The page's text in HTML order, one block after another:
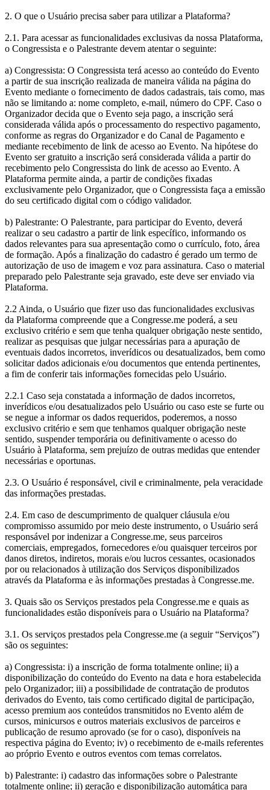
2. O que o Usuário precisa saber para utilizar a Plataforma?
2.1. Para acessar as funcionalidades exclusivas da nossa Plataforma,
o Congressista e o Palestrante devem atentar o seguinte:
a) Congressista: O Congressista terá acesso ao conteúdo do Evento
a partir de sua inscrição realizada de maneira válida na página do
Evento mediante o fornecimento de dados cadastrais, tais como, mas
não se limitando a: nome completo, e-mail, número do CPF. Caso o
Organizador decida que o Evento seja pago, a inscrição será
considerada válida após o processamento do respectivo pagamento,
conforme as regras do Organizador e do Canal de Pagamento e
mediante recebimento de link de acesso ao Evento. Na hipótese do
Evento ser gratuito a inscrição será considerada válida a partir do
recebimento pelo Congressista do link de acesso ao Evento. A
Plataforma permite ainda, a partir de condições fixadas
exclusivamente pelo Organizador, que o Congressista faça a emissão
do seu certificado digital com o código validador.
b) Palestrante: O Palestrante, para participar do Evento, deverá
realizar o seu cadastro a partir de link específico, informando os
dados relevantes para sua apresentação como o currículo, foto, área
de formação. Após a finalização do cadastro é gerado um termo de
autorização de uso de imagem e voz para assinatura. Caso o material
preparado pelo Palestrante seja gravado, este deve ser enviado via
Plataforma.
2.2 Ainda, o Usuário que fizer uso das funcionalidades exclusivas
da Plataforma compreende que a Congresse.me poderá, a seu
exclusivo critério e sem que tenha qualquer obrigação neste sentido,
realizar as pesquisas que julgar necessárias para a apuração de
eventuais dados incorretos, inverídicos ou desatualizados, bem como
solicitar dados adicionais e/ou documentos que entenda pertinentes,
a fim de conferir tais informações fornecidas pelo Usuário.
2.2.1 Caso seja constatada a informação de dados incorretos,
inverídicos e/ou desatualizados pelo Usuário ou caso este se furte ou
se negue a informar os dados requeridos, poderemos, a nosso
exclusivo critério e sem que tenhamos qualquer obrigação neste
sentido, suspender temporária ou definitivamente o acesso do
Usuário à Plataforma, sem prejuízo de outras medidas que entender
necessárias e oportunas.
2.3. O Usuário é responsável, civil e criminalmente, pela veracidade
das informações prestadas.
2.4. Em caso de descumprimento de qualquer cláusula e/ou
compromisso assumido por meio deste instrumento, o Usuário será
responsável por indenizar a Congresse.me, seus parceiros
comerciais, empregados, fornecedores e/ou quaisquer terceiros por
danos diretos, indiretos, morais e/ou lucros cessantes, ocasionados
por ou relacionados à utilização dos Serviços disponibilizados
através da Plataforma e às informações prestadas à Congresse.me.
3. Quais são os Serviços prestados pela Congresse.me e quais as
funcionalidades estão disponíveis para o Usuário na Plataforma?
3.1. Os serviços prestados pela Congresse.me (a seguir “Serviços”)
são os seguintes:
a) Congressista: i) a inscrição de forma totalmente online; ii) a
disponibilização do conteúdo do Evento na data e hora estabelecida
pelo Organizador; iii) a possibilidade de contratação de produtos
derivados do Evento, tais como certificado digital de participação,
acesso premium aos conteúdos transmitidos no Evento além de
cursos, minicursos e outros materiais exclusivos de parceiros e
publicação de resumo aprovado (se for o caso), disponíveis na
respectiva página do Evento; iv) o recebimento de e-mails referentes
ao próprio Evento e outros eventos com temas correlatos.
b) Palestrante: i) cadastro das informações sobre o Palestrante
totalmente online; ii) geração e disponibilização automática para